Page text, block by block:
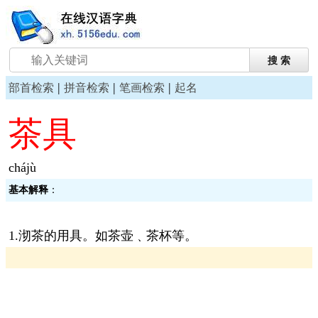
部首检索 | 拼音检索 | 笔画检索 | 起名
茶具
chájù
基本解释 ：
1.沏茶的用具。如茶壶﹑茶杯等。